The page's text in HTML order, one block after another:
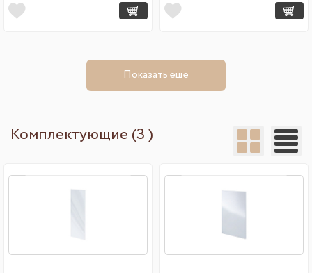
Показать еще
Комплектующие (3 )